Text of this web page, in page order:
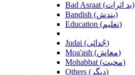
Bad Asraat (بد اثرات)
Bandish (بندش)
Education (تعلیم)
Judai (جُدائی)
Moa'ash (معاش)
Mohabbat (محبت)
Others (دیگر)